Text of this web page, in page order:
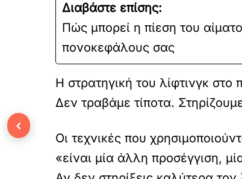
Διαβάστε επίσης:
Πώς μπορεί η πίεση του
πονοκεφάλους σας
Η στρατηγική του λίφτινγκ
Δεν τραβάμε τίποτα.
Οι τεχνικές που
«είναι μία άλλη προσέγγιση,
‹